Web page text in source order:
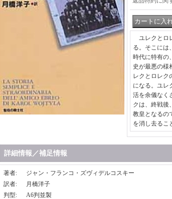
ユレクとロ
る。そこには
時代に特有の
史が最悪の様
レクとロレク
になる。ユレ
活を余儀なく
クは、終戦後
教皇となるの
を消し去るこ
詳細情報／補足情報
著者:
ジャン・フランコ・ズヴィデルコスキー
訳者:
月橋洋子
判型:
A6判並製